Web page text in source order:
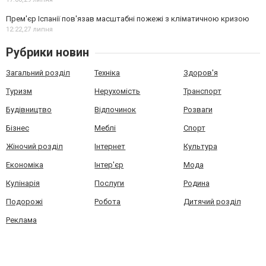
Прем'єр Іспанії пов'язав масштабні пожежі з кліматичною кризою
12:22,27 липня
Рубрики новин
Загальний розділ Техніка Здоров'я
Туризм Нерухомість Транспорт
Будівництво Відпочинок Розваги
Бізнес Меблі Спорт
Жіночий розділ Інтернет Культура
Економіка Інтер'єр Мода
Кулінарія Послуги Родина
Подорожі Робота Дитячий розділ
Реклама